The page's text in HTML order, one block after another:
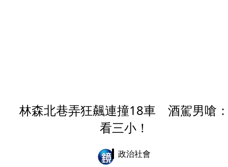
林森北巷弄狂飆連撞18車 酒駕男嗆
看三小！
政治社會